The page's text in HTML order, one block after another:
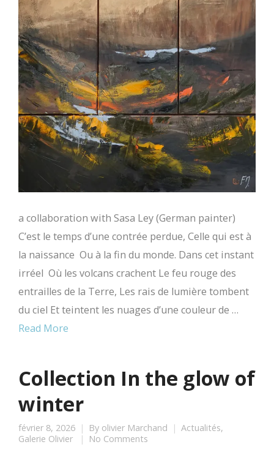
a collaboration with Sasa Ley (German painter)
C’est le temps d’une contrée perdue, Celle qui est à
la naissance Ou à la fin du monde. Dans cet instant
irréel Où les volcans crachent Le feu rouge des
entrailles de la Terre, Les rais de lumière tombent
du ciel Et teintent les nuages d’une couleur de …
Read More
Collection In the glow of
winter
février 8, 2026 By olivier Marchand Actualités,
Galerie Olivier
No Comments